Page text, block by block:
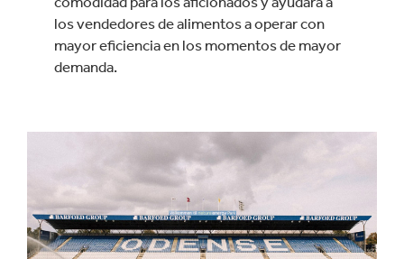
los vendedores de alimentos a operar con
mayor eficiencia en los momentos de mayor
demanda.